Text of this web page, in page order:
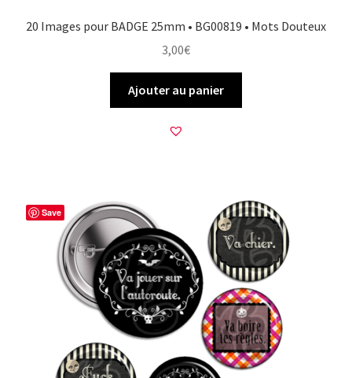
20 Images pour BADGE 25mm • BG00819 • Mots Douteux
3,00€
Ajouter au panier
Save